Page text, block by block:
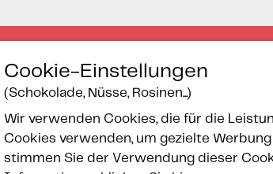
Cookie-Einstellungen
(Schokolade, Nüsse, Rosinen...)
Wir verwenden Cookies, die für die
Cookies verwenden, um gezielte
stimmen Sie der Verwendung dieser